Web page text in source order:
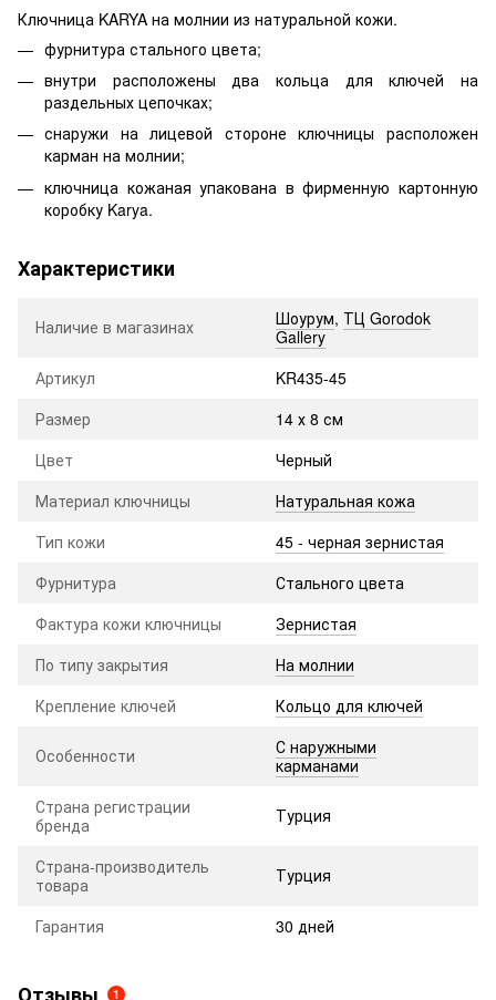
Ключница KARYA на молнии из натуральной кожи.
фурнитура стального цвета;
внутри расположены два кольца для ключей на
раздельных цепочках;
снаружи на лицевой стороне ключницы расположен
карман на молнии;
ключница кожаная упакована в фирменную картонную
коробку Karya.
Характеристики
Наличие в магазинах Шоурум, ТЦ Gorodok
Gallery
Артикул
KR435-45
Размер
14 х 8 см
Цвет
Черный
Материал ключницы
Натуральная кожа
Тип кожи
45 - черная зернистая
Фурнитура
Стального цвета
Фактура кожи ключницы
Зернистая
По типу закрытия
На молнии
Крепление ключей
Кольцо для ключей
Особенности
С наружными
карманами
Страна регистрации
бренда
Турция
Страна-производитель
товара
Турция
Гарантия 30 дней
Отзывы 1